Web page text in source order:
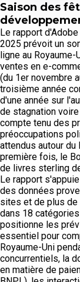
Saison des
Le rapport
2025 prévoit un
ligne au
ventes en e-
(du 1er novembre
troisième année
d'une année sur
de stagnation
compte tenu des
préoccupations
attendus autour du
première fois, le
de livres sterling
Le rapport
des données
sites et de plus de
dans 18
positionne les
essentiel pour
Royaume-Uni
concurrentiels, la
en matière de